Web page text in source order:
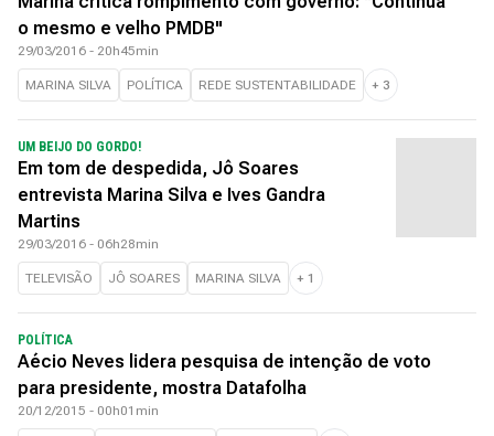
o mesmo e velho PMDB"
29/03/2016 - 20h45min
MARINA SILVA POLÍTICA REDE SUSTENTABILIDADE + 3
UM BEIJO DO GORDO!
Em tom de despedida, Jô Soares
entrevista Marina Silva e Ives Gandra
Martins
29/03/2016 - 06h28min
TELEVISÃO JÔ SOARES MARINA SILVA + 1
POLÍTICA
Aécio Neves lidera pesquisa de intenção de voto
para presidente, mostra Datafolha
20/12/2015 - 00h01min